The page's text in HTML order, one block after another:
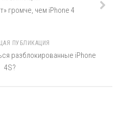
громче, чем iPhone 4
ПУБЛИКАЦИЯ
разблокированные iPhone
4S?